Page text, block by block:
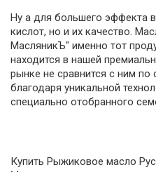
Ну а для большего эффекта
кислот, но и их качество.
МасляникЪ" именно тот
находится в нашей
рынке не сравнится с ним по
благодаря уникальной
специально отобранного
Купить Рыжиковое масло